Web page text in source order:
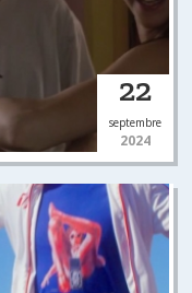
22
septembre
2024